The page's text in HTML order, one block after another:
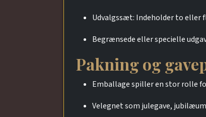
Udvalgssæt: Indeholder to eller
Be­grænsede eller specielle
Pakning og
Emballage spiller en stor rolle
Velegnet som julegave,